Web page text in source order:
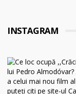
INSTAGRAM